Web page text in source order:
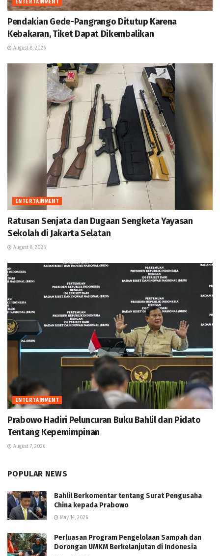
ENTERTAINMENT
Pendakian Gede-Pangrango Ditutup Karena
Kebakaran, Tiket Dapat Dikembalikan
August 8, 2026
ENTERTAINMENT
Ratusan Senjata dan Dugaan Sengketa Yayasan
Sekolah di Jakarta Selatan
August 8, 2026
ENTERTAINMENT
Prabowo Hadiri Peluncuran Buku Bahlil dan Pidato
Tentang Kepemimpinan
August 7, 2026
POPULAR NEWS
Bahlil Berkomentar tentang Surat Pengusaha
China kepada Prabowo
May 14, 2026
Perluasan Program Pengelolaan Sampah dan
Dorongan UMKM Berkelanjutan di Indonesia